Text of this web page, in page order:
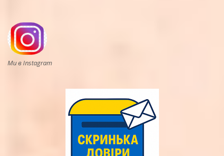
Ми в Instagram